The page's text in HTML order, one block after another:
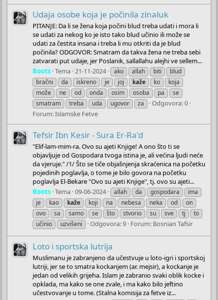
Udaja osobe koja je počinila zinaluk
PITANJE: Da li se žena koja počini blud treba udati i mora li
se udati za nekog ko je isto tako blud učinio ili može se
udati za čestita insana i treba li mu otkriti da je blud
počinila? ODGOVOR: Smatram da takva žena ne treba sebi
zatvarati put udaje, jer Poslanik, sallallahu alejhi ve sellem...
Boots Tema 21-11-2024 ako allah biti
blud
bračni
da iskreno je joj kaže ko
koja
može
ne od onda osim osoba pa
se
smatram
treba uda ugovor za
Odgovora: 0
Forum:Islamske Fetve
Tefsir Ibn Kesir - Sura Er-Ra'd
"Elif-lam-mim-ra. Ovo su ajeti Knjige! A ono što ti se
objavljuje od Gospodara tvoga istina je, ali većina ljudi neće
da vjeruje." /1/ Što se tiče objašnjenja skraćenica na početku
pojedinih poglavlja, o tome je bilo govora na početku
poglavlja El-Bekare "Ovo su ajeti Knjige", tj. ovo su ajeti...
Boots Tema 09-06-2024 allah da gospodara
ima
je
kao kaže koji na nebesa neka od
on
ovo
sa samo se što stvorio su sve tj
to
učinio
uzvišeni Odgovora: 9 Forum: Bosnian Tafsir
Loto i sportska lutrija
Muslimanu je zabranjeno da učestvuje u loto-igri i sportskoj
lutriji, jer se to smatra kockanjem (ar. mejsir), a kockanje je
jedan od velikih grijeha. Islam je zabranio svaki oblik kocke i
opklada, ma kako se one zvale, i ma kako bilo jeftino
učestvovanje u tome. (Stalna komisija za fetve iz...